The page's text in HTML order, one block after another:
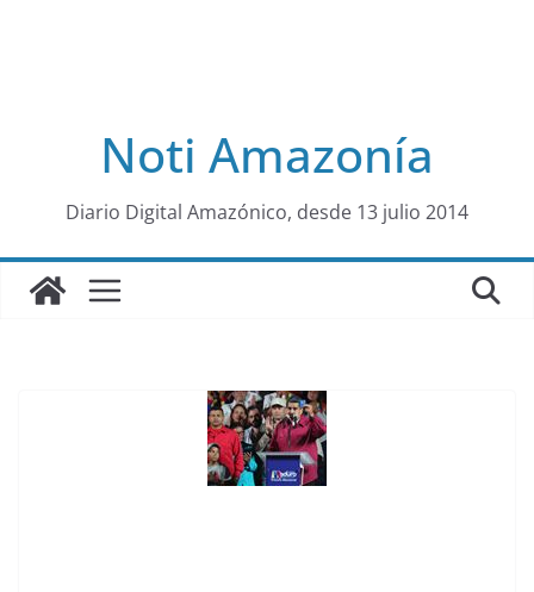
al
Noti Amazonía
Diario Digital Amazónico, desde 13 julio 2014